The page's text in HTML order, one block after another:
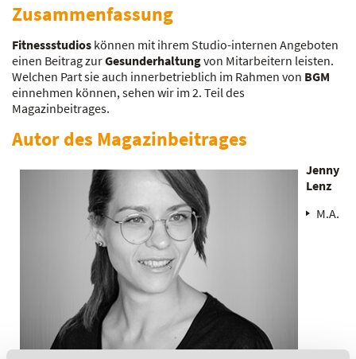
Zusammenfassung
Fitnessstudios können mit ihrem Studio-internen Angeboten
einen Beitrag zurGesunderhaltungvon Mitarbeitern leisten.
Welchen Part sie auch innerbetrieblich im Rahmen von BGM
einnehmen können, sehen wir im 2. Teil des
Magazinbeitrages.
Autor des Magazinbeitrages
Jenny
Lenz
M.A.